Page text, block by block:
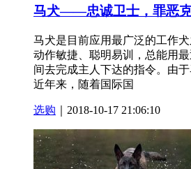
马犬——忠诚卫士，罪恶
马犬是目前应用最广泛的工作犬
动作敏捷、聪明易训，总能用
间去完成主人下达的指令。由
近年来，随着国际国
选购 ｜2018-10-17 21:06:10